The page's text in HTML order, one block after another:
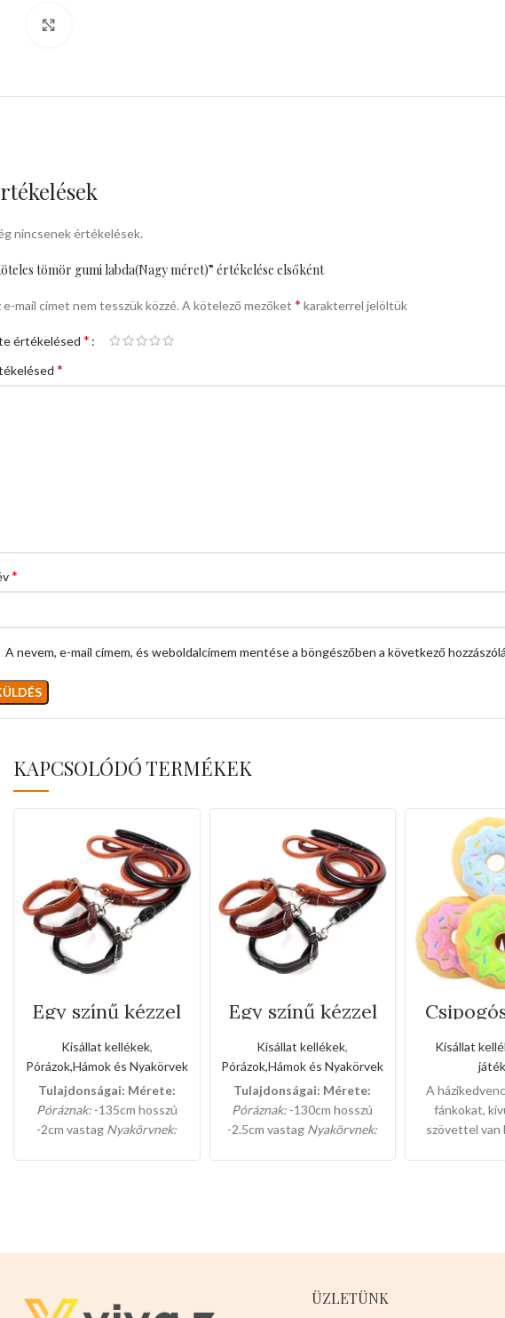
nincsenek értékelések.
tömör gumi labda(Nagy méret)” értékelése elsőként
e-mail címet nem tesszük közzé. A kötelező mezőket * karakterrel jelöltük
értékelésed *
*
*
A nevem, e-mail címem, és weboldalcímem mentése a böngészőben a következő
KAPCSOLÓDÓ TERMÉKEK
Egy színű kézzel
varrott bőr póráz
és nyakörv
szett(Kis méret)
Kisállat kellékek,
Pórázok,Hámok és Nyakörvek
Tulajdonságai: Mérete:
Póráznak:-135cm hosszú
-2cm vastag Nyakörvnek:
Egy színű kézzel
varrott bőr póráz
és nyakörv
szett(Közepes
méret)
Kisállat kellékek,
Pórázok,Hámok és Nyakörvek
Tulajdonságai: Mérete:
Póráznak: -130cm hosszú
-2.5cm vastag Nyakörvnek:
Kisállat
A
fánkokat,
szövettel van
ÜZLETÜNK